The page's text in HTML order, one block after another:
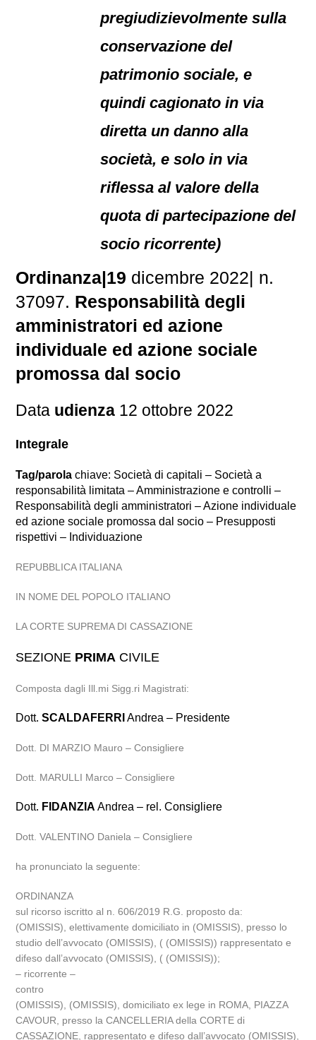
pregiudizievolmente sulla
conservazione del
patrimonio sociale, e
quindi cagionato in via
diretta un danno alla
società, e solo in via
riflessa al valore della
quota di partecipazione del
socio ricorrente)
Ordinanza|19 dicembre 2022| n.
37097. Responsabilità degli
amministratori ed azione
individuale ed azione sociale
promossa dal socio
Data udienza 12 ottobre 2022
Integrale
Tag/parola chiave: Società di capitali – Società a
responsabilità limitata – Amministrazione e controlli –
Responsabilità degli amministratori – Azione individuale
ed azione sociale promossa dal socio – Presupposti
rispettivi – Individuazione
REPUBBLICA ITALIANA
IN NOME DEL POPOLO ITALIANO
LA CORTE SUPREMA DI CASSAZIONE
SEZIONE PRIMA CIVILE
Composta dagli Ill.mi Sigg.ri Magistrati:
Dott.SCALDAFERRI Andrea – Presidente
Dott. DI MARZIO Mauro – Consigliere
Dott. MARULLI Marco – Consigliere
Dott. FIDANZIA Andrea – rel. Consigliere
Dott. VALENTINO Daniela – Consigliere
ha pronunciato la seguente:
ORDINANZA
sul ricorso iscritto al n. 606/2019 R.G. proposto da:
(OMISSIS), elettivamente domiciliato in (OMISSIS), presso lo
studio dell’avvocato (OMISSIS), ( (OMISSIS)) rappresentato e
difeso dall’avvocato (OMISSIS), ( (OMISSIS));
– ricorrente –
contro
(OMISSIS), (OMISSIS), domiciliato ex lege in ROMA, PIAZZA
CAVOUR, presso la CANCELLERIA della CORTE di
CASSAZIONE, rappresentato e difeso dall’avvocato (OMISSIS),